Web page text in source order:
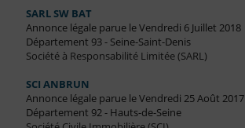
SARL SW BAT
Annonce légale parue le Vendredi 6 Juillet 2018
Département 93 - Seine-Saint-Denis
Société à Responsabilité Limitée (SARL)
SCI ANBRUN
Annonce légale parue le Vendredi 25 Août 2017
Département 92 - Hauts-de-Seine